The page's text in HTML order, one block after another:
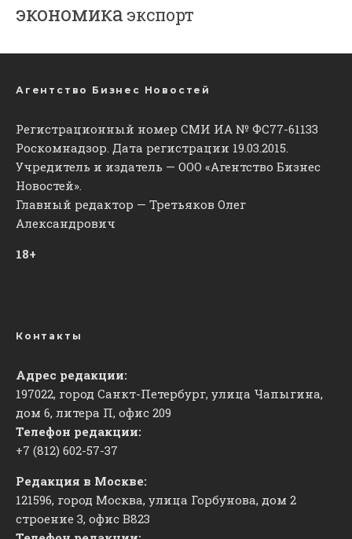
экономика экспорт
Агентство Бизнес Новостей
Регистрационный номер СМИ ИА № ФС77-61133
Роскомнадзор. Дата регистрации 19.03.2015.
Учредитель и издатель — ООО «Агентство Бизнес
Новостей».
Главный редактор — Третьяков Олег
Александрович
18+
Контакты
Адрес редакции:
197022, город Санкт-Петербург, улица Чапыгина,
дом 6, литера П, офис 209
Телефон редакции:
+7 (812) 602-57-37
Редакция в Москве:
121596, город Москва, улица Горбунова, дом 2
строение 3, офис ​В823